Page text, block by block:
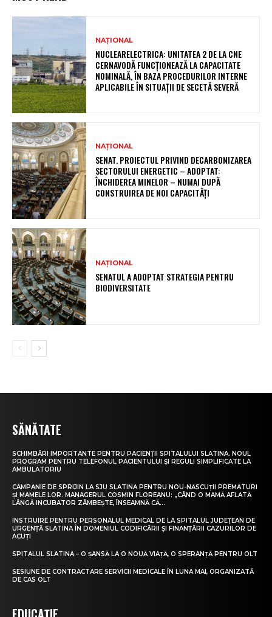
NAȚIONAL
NUCLEARELECTRICA: UNITATEA 2 DE LA CNE
CERNAVODĂ FUNCȚIONEAZĂ LA CAPACITATE
NOMINALĂ, ÎN BAZA PROCEDURILOR INTERNE
APLICABILE ÎN SITUAȚII DE SECETĂ SEVERĂ
NAȚIONAL
SENAT. PROIECTUL PRIVIND DECARBONIZAREA
SECTORULUI ENERGETIC – ADOPTAT:
ÎNCHIDEREA MINELOR – NUMAI DUPĂ
CONSTRUIREA DE NOI CAPACITĂȚI
NAȚIONAL
SENATUL A ADOPTAT STRATEGIA PENTRU
BIODIVERSITATE
SĂNĂTATE
SCHIMBĂRI IMPORTANTE PENTRU PACIENȚII SPITALULUI SLATINA. NOUL
PROGRAM PENTRU TELEFONUL PACIENTULUI ȘI REGULI SIMPLIFICATE LA
AMBULATORIU
CAMPANIE DE SPRIJIN LA SJU SLATINA PENTRU NOU-NĂSCUȚII PREMATURI
ȘI MAMELE LOR. MANAGERUL COSMIN FLOREANU: „CÂND O MAMĂ AFLATĂ
LÂNGĂ INCUBATOR ZÂMBEȘTE, ÎNSEAMNĂ CĂ...
INSTRUIRE PENTRU PERSONALUL MEDICAL DE LA SPITALUL JUDEȚEAN DE
URGENȚĂ SLATINA ÎN DOMENIUL CODIFICĂRII ȘI FINANȚĂRII CAZURILOR DE
ACUȚI
SPITALUL SLATINA – O ȘANSĂ LA O NOUĂ VIAȚĂ, O SPERANȚĂ PENTRU OLT
SESIUNE DE CONTRACTARE SERVICII MEDICALE ÎN LUNA MAI, ORGANIZATĂ
DE CAS OLT